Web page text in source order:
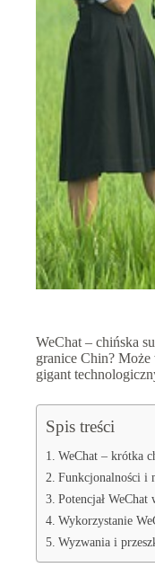
WeChat – chińska
granice Chin?
gigant
Spis treści
WeChat – krótka
Funkcjonalności i
Potencjał
Wykorzystanie
Wyzwania i